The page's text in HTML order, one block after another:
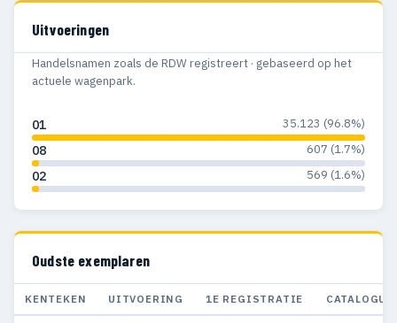
Uitvoeringen
Handelsnamen zoals de RDW registreert · gebaseerd op het
actuele wagenpark.
01 35.123 (96.8%)
08 607 (1.7%)
02 569 (1.6%)
Oudste exemplaren
KENTEKEN UITVOERING 1E REGISTRATIE